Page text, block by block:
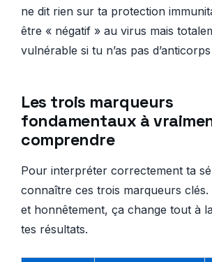
ne dit rien sur ta protection
être « négatif » au virus mais
vulnérable si tu n’as pas
Les trois marqueurs
fondamentaux à
comprendre
Pour interpréter correctement ta
connaître ces trois marqueurs clés.
et honnêtement, ça change tout à
tes résultats.